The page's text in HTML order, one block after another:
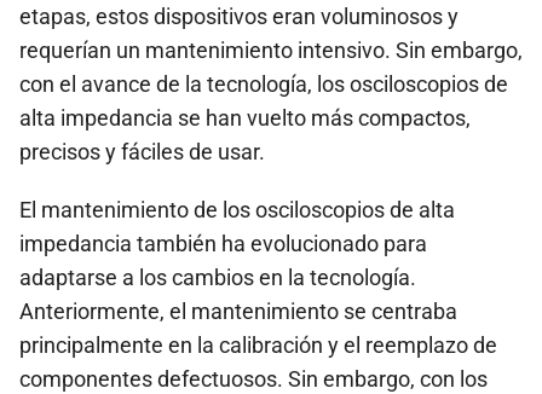
etapas, estos dispositivos eran voluminosos y
requerían un mantenimiento intensivo. Sin embargo,
con el avance de la tecnología, los osciloscopios de
alta impedancia se han vuelto más compactos,
precisos y fáciles de usar.
El mantenimiento de los osciloscopios de alta
impedancia también ha evolucionado para
adaptarse a los cambios en la tecnología.
Anteriormente, el mantenimiento se centraba
principalmente en la calibración y el reemplazo de
componentes defectuosos. Sin embargo, con los